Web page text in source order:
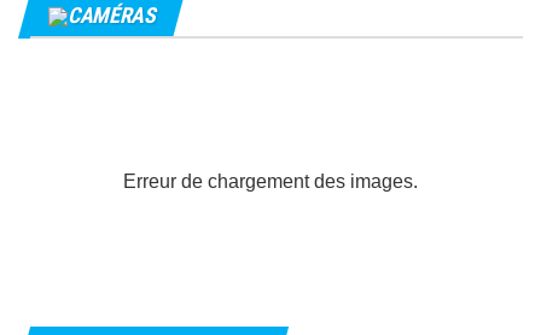
CAMÉRAS
Erreur de chargement des images.